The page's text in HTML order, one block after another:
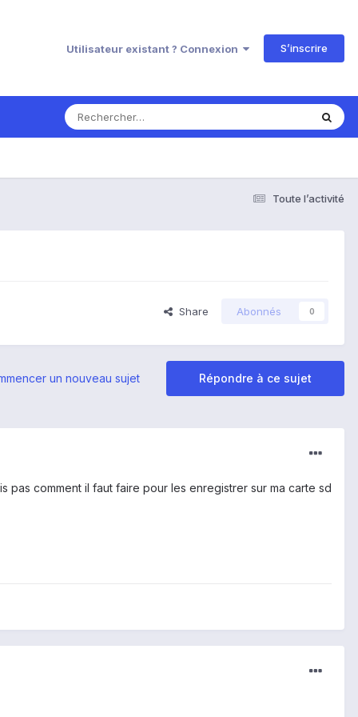
Utilisateur existant ? Connexion S’inscrire
Toute l’activité
Share Abonnés 0
Répondre à ce sujet
un nouveau sujet
pas comment il faut faire pour les enregistrer sur ma carte sd